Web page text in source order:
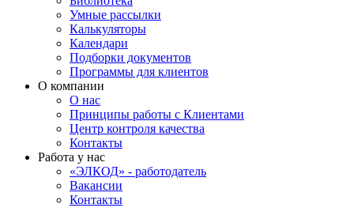
Умные рассылки
Калькуляторы
Календари
Подборки документов
Программы для клиентов
О компании
О нас
Принципы работы с Клиентами
Центр контроля качества
Контакты
Работа у нас
«ЭЛКОД» - работодатель
Вакансии
Контакты